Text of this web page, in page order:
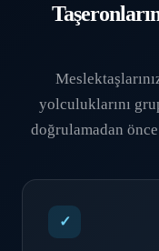
yolculuklarını
doğrulamadan
✓